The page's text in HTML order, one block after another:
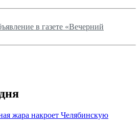
в газете «Вечерний